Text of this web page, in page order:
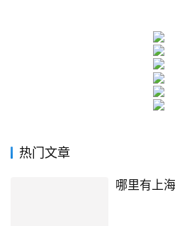
热门文章
哪里有上